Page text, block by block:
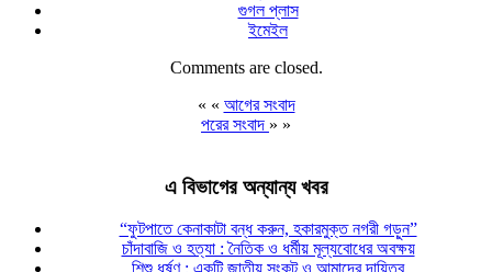
গুগল প্লাস
ইমেইল
Comments are closed.
« « আগের সংবাদ
পরের সংবাদ » »
এ বিভাগের অন্যান্য খবর
“ফুটপাতে কেনাকাটা বন্ধ করুন, হকারমুক্ত নগরী গড়ুন”
চাঁদাবাজি ও হত্যা : নৈতিক ও ধর্মীয় মূল্যবোধের অবক্ষয়